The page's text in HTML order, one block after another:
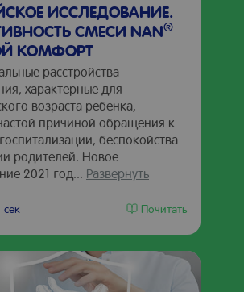
ИССЛЕДОВАНИЕ.
СМЕСИ NAN®
КОМФОРТ
расстройства
характерные для
возраста ребенка,
причиной обращения к
беспокойства
родителей. Новое
2021 год... Развернуть
Почитать